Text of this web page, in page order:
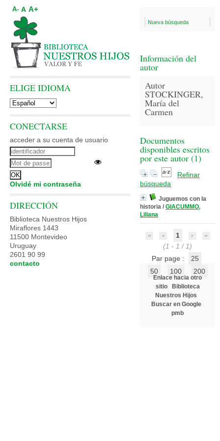
Nueva búsqueda
Información del
autor
Autor
STOCKINGER,
María del
Carmen
Documentos
disponibles escritos
por este autor (1)
Refinar
búsqueda
Juguemos con la
historia / GIACUMMO,
Liliana
1
(1 - 1 / 1)
Par page :
25
50
100 200
Enlace hacia otro
sitio
Biblioteca
Nuestros Hijos
Buscar en Google
pmb
A- A A+
ELIGE IDIOMA
CONECTARSE
acceder a su cuenta de usuario
Olvidé mi contraseña
DIRECCIÓN
Biblioteca Nuestros Hijos
Miraflores 1443
11500 Montevideo
Uruguay
2601 90 99
contacto